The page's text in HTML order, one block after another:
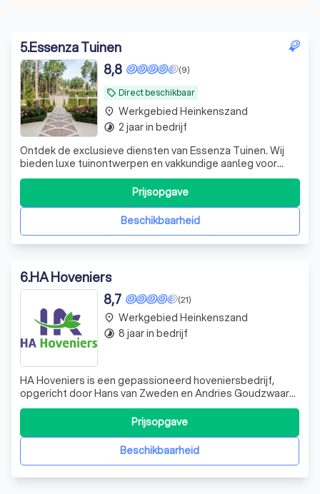
5.Essenza Tuinen
local_offer Direct beschikbaar
(9)
8,8
Ontdek de exclusieve diensten van Essenza Tuinen. Wij
bieden luxe tuinontwerpen en vakkundige aanleg voor
tuinen die jarenlang plezier en comfort bieden. Van
ontwerp tot realisatie, wij zijn uw hovenier in Zeeland en
West-Brabant voor een unieke buitenruimte. Welkom bij
Essenza Tuinen Waar exclus
Beschikbaarheid
Prijsopgave
place Werkgebied Heinkenszand
timelapse 2 jaar in bedrijf
6.HA Hoveniers
(21)
8,7
HA Hoveniers is een gepassioneerd hoveniersbedrijf,
opgericht door Hans van Zweden en Andries Goudzwaard.
Sinds 2003 zijn wij actief in het ontwerpen, aanleggen en
onderhouden van tuinen. Onze focus ligt op kwaliteit en
service, en we zijn er trots op dat we ons onderscheiden
door onze toewijding aaBeschikbaarheid
Prijsopgave
place Werkgebied Heinkenszand
timelapse 8 jaar in bedrijf